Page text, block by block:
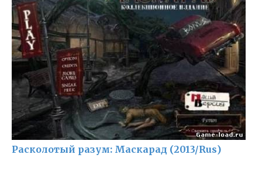
Расколотый разум: Маскарад (2013/Rus)